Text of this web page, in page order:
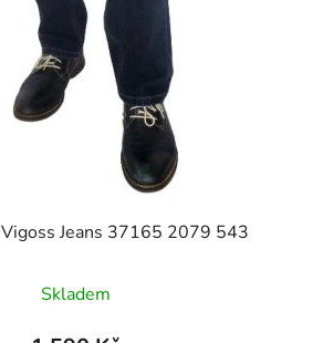
Jeans 37165 2079 543
hodnocení
produktu
Skladem